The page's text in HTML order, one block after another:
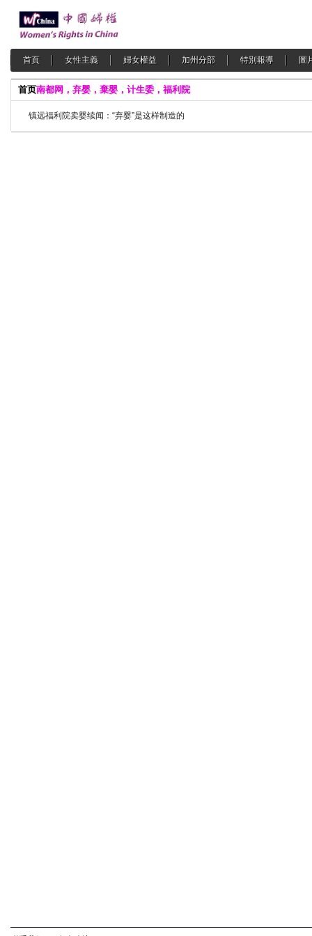
首頁 女性主義 婦女權益 加州分部 特別報導 圖
首页南都网，弃婴，棄嬰，计生委，福利院
镇远福利院卖婴续闻：“弃婴”是这样制造的